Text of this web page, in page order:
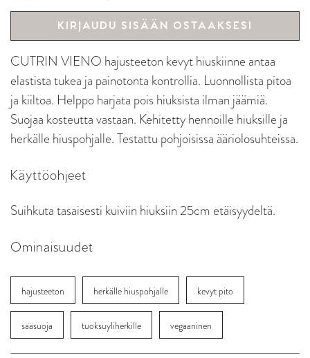
KIRJAUDU SISÄÄN OSTAAKSESI
CUTRIN VIENO hajusteeton kevyt hiuskiinne antaa
elastista tukea ja painotonta kontrollia. Luonnollista pitoa
ja kiiltoa. Helppo harjata pois hiuksista ilman jäämiä.
Suojaa kosteutta vastaan. Kehitetty hennoille hiuksille ja
herkälle hiuspohjalle. Testattu pohjoisissa ääriolosuhteissa.
Käyttöohjeet
Suihkuta tasaisesti kuiviin hiuksiin 25cm etäisyydeltä.
Ominaisuudet
hajusteeton herkälle hiuspohjalle kevyt pito
sääsuoja tuoksuyliherkille vegaaninen